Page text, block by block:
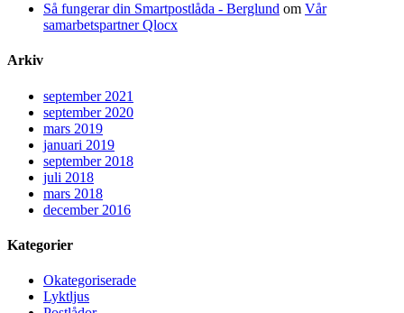
Så fungerar din Smartpostlåda - Berglund om Vår
samarbetspartner Qlocx
Arkiv
september 2021
september 2020
mars 2019
januari 2019
september 2018
juli 2018
mars 2018
december 2016
Kategorier
Okategoriserade
Lyktljus